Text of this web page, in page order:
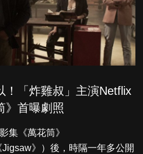
！「炸雞叔」主演Netflix
》首曝劇照
集《萬花筒》
Jigsaw》）後，時隔一年多公開